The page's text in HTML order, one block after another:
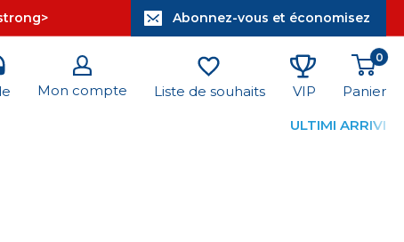
Abonnez-vous et économisez
Mon compte Liste de souhaits VIP
0
Panier
ULTIMI ARRIVI